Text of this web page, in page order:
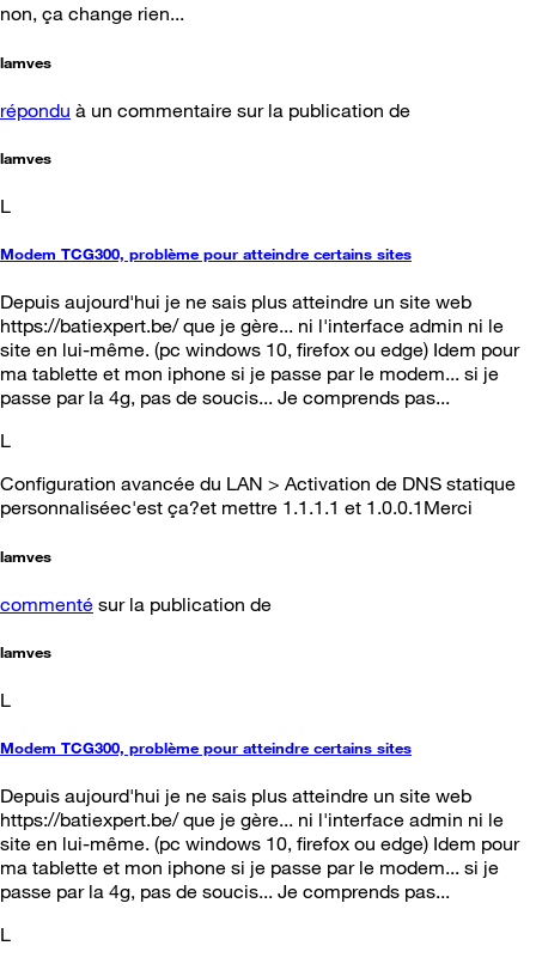
non, ça change rien...
lamves
répondu à un commentaire sur la publication de
lamves
L
Modem TCG300, problème pour atteindre certains sites
Depuis aujourd'hui je ne sais plus atteindre un site web
https://batiexpert.be/ que je gère... ni l'interface admin ni le
site en lui-même. (pc windows 10, firefox ou edge) Idem pour
ma tablette et mon iphone si je passe par le modem... si je
passe par la 4g, pas de soucis... Je comprends pas...
L
Configuration avancée du LAN > Activation de DNS statique
personnaliséec'est ça?et mettre 1.1.1.1 et 1.0.0.1Merci
lamves
commenté sur la publication de
lamves
L
Modem TCG300, problème pour atteindre certains sites
Depuis aujourd'hui je ne sais plus atteindre un site web
https://batiexpert.be/ que je gère... ni l'interface admin ni le
site en lui-même. (pc windows 10, firefox ou edge) Idem pour
ma tablette et mon iphone si je passe par le modem... si je
passe par la 4g, pas de soucis... Je comprends pas...
L